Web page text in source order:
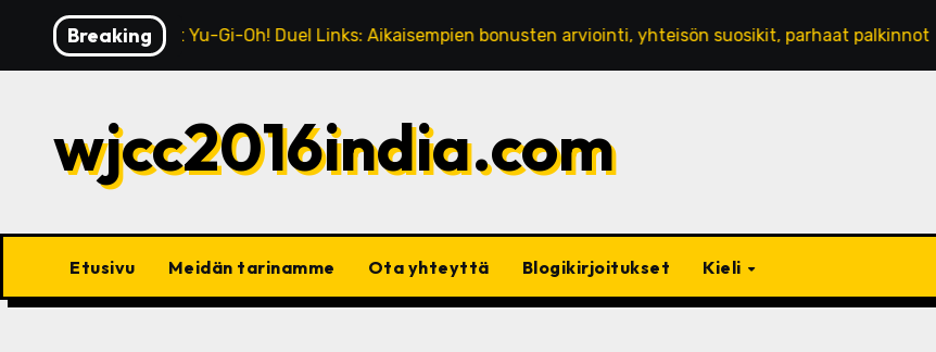
content
Breaking
vertailut Yu-Gi-Oh! Duel Links: Aikaisempien bonusten arviointi, yhteisön suosikit, parhaat palkinnot
wjcc2016india.com
Etusivu Meidän tarinamme Ota yhteyttä Blogikirjoitukset Kieli